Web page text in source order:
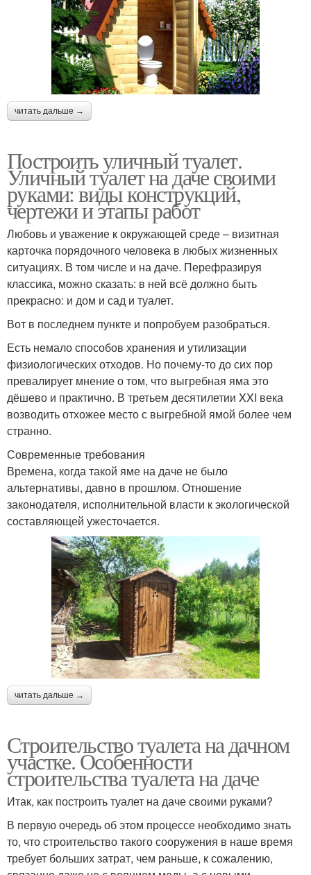
читать дальше →
Построить уличный туалет.
Уличный туалет на даче своими
руками: виды конструкций,
чертежи и этапы работ
Любовь и уважение к окружающей среде – визитная
карточка порядочного человека в любых жизненных
ситуациях. В том числе и на даче. Перефразируя
классика, можно сказать: в ней всё должно быть
прекрасно: и дом и сад и туалет.
Вот в последнем пункте и попробуем разобраться.
Есть немало способов хранения и утилизации
физиологических отходов. Но почему-то до сих пор
превалирует мнение о том, что выгребная яма это
дёшево и практично. В третьем десятилетии XXI века
возводить отхожее место с выгребной ямой более чем
странно.
Современные требования
Времена, когда такой яме на даче не было
альтернативы, давно в прошлом. Отношение
законодателя, исполнительной власти к экологической
составляющей ужесточается.
читать дальше →
Строительство туалета на дачном
участке. Особенности
строительства туалета на даче
Итак, как построить туалет на даче своими руками?
В первую очередь об этом процессе необходимо знать
то, что строительство такого сооружения в наше время
требует больших затрат, чем раньше, к сожалению,